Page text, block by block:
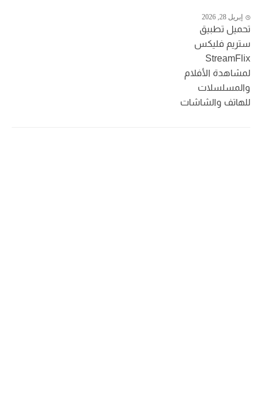
إبريل 28, 2026
تحميل تطبيق
ستريم فليكس
StreamFlix
لمشاهدة الأفلام
والمسلسلات
للهاتف والشاشات